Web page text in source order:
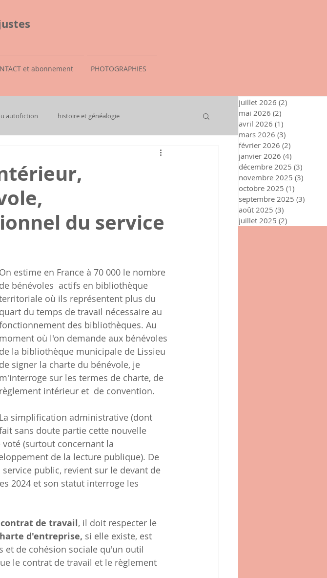
et abonnement PHOTOGRAPHIES
autofiction histoire et généalogie
du service
On estime en France à 70 000 le nombre
de bénévoles  actifs en bibliothèque
où ils représentent plus du
quart du temps de travail nécessaire au
des bibliothèques. Au
moment où l'on demande aux bénévoles
de la bibliothèque municipale de Lissieu
de signer la charte du bénévole, je
m'interroge sur les termes de charte, de
règlement intérieur et  de convention.
La simplification administrative (dont
sans doute partie cette nouvelle
(surtout concernant la
de la lecture publique). De
public, revient sur le devant de
2024 et son statut interroge les
contrat de travail, il doit respecter le
d'entreprise, si elle existe, est
de cohésion sociale qu'un outil
le contrat de travail et le règlement
juillet 2026 (2)
mai 2026 (2)
avril 2026 (1)
mars 2026 (3)
février 2026 (2)
janvier 2026 (4)
décembre 2025 (3)
novembre 2025 (3)
octobre 2025 (1)
septembre 2025 (3)
août 2025 (3)
juillet 2025 (2)